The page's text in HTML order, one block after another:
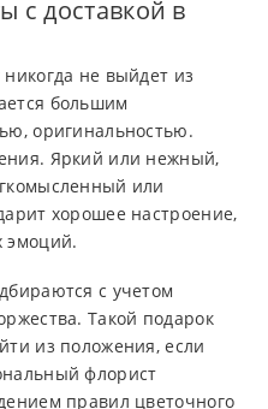
с доставкой в
не выйдет из
большим
оригинальностью.
Яркий или нежный,
или
хорошее настроение,
эмоций.
с учетом
Такой подарок
из положения, если
флорист
правил цветочного